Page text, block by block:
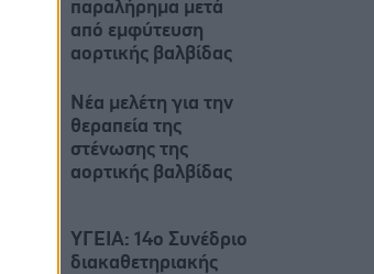
παραλήρημα μετά
από εμφύτευση
αορτικής βαλβίδας
Νέα μελέτη για την
θεραπεία της
στένωσης της
αορτικής βαλβίδας
ΥΓΕΙΑ: 14ο Συνέδριο
διακαθετηριακής